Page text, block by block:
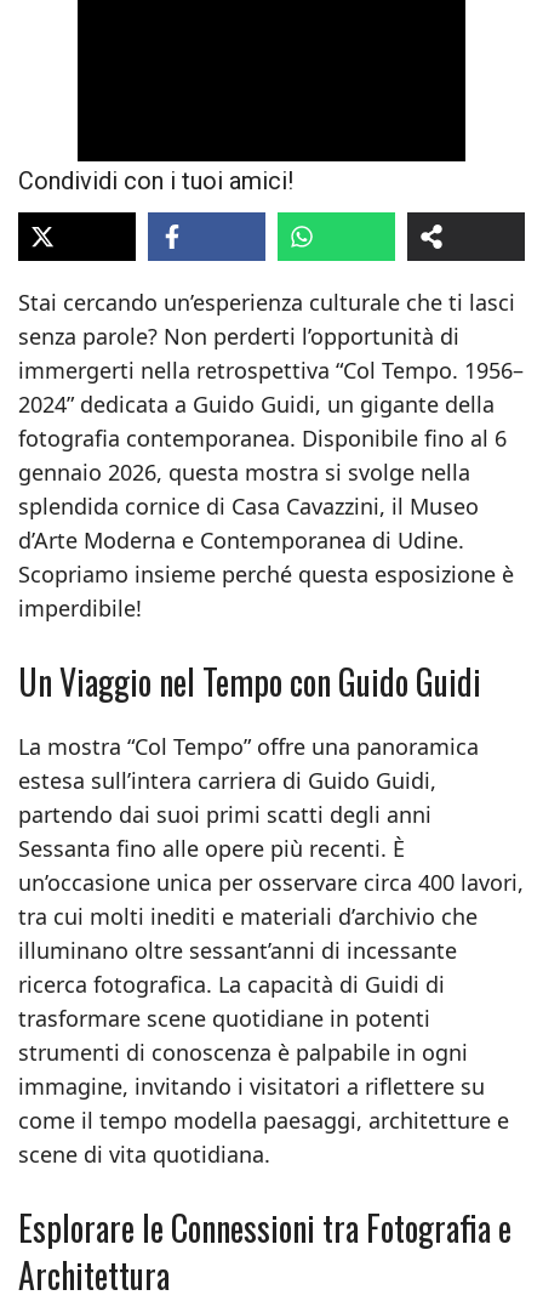
Condividi con i tuoi amici!
Stai cercando un’esperienza culturale che ti lasci
senza parole? Non perderti l’opportunità di
immergerti nella retrospettiva “Col Tempo. 1956–
2024” dedicata a Guido Guidi, un gigante della
fotografia contemporanea. Disponibile fino al 6
gennaio 2026, questa mostra si svolge nella
splendida cornice di Casa Cavazzini, il Museo
d’Arte Moderna e Contemporanea di Udine.
Scopriamo insieme perché questa esposizione è
imperdibile!
Un Viaggio nel Tempo con Guido Guidi
La mostra “Col Tempo” offre una panoramica
estesa sull’intera carriera di Guido Guidi,
partendo dai suoi primi scatti degli anni
Sessanta fino alle opere più recenti. È
un’occasione unica per osservare circa 400 lavori,
tra cui molti inediti e materiali d’archivio che
illuminano oltre sessant’anni di incessante
ricerca fotografica. La capacità di Guidi di
trasformare scene quotidiane in potenti
strumenti di conoscenza è palpabile in ogni
immagine, invitando i visitatori a riflettere su
come il tempo modella paesaggi, architetture e
scene di vita quotidiana.
Esplorare le Connessioni tra Fotografia e
Architettura